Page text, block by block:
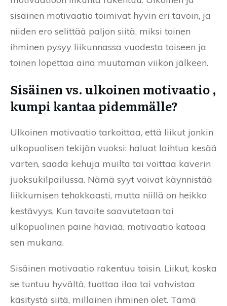
sisäinen motivaatio toimivat hyvin eri tavoin, ja
niiden ero selittää paljon siitä, miksi toinen
ihminen pysyy liikunnassa vuodesta toiseen ja
toinen lopettaa aina muutaman viikon jälkeen.
Sisäinen vs. ulkoinen motivaatio ,
kumpi kantaa pidemmälle?
Ulkoinen motivaatio tarkoittaa, että liikut jonkin
ulkopuolisen tekijän vuoksi: haluat laihtua kesää
varten, saada kehuja muilta tai voittaa kaverin
juoksukilpailussa. Nämä syyt voivat käynnistää
liikkumisen tehokkaasti, mutta niillä on heikko
kestävyys. Kun tavoite saavutetaan tai
ulkopuolinen paine häviää, motivaatio katoaa
sen mukana.
Sisäinen motivaatio rakentuu toisin. Liikut, koska
se tuntuu hyvältä, tuottaa iloa tai vahvistaa
käsitystä siitä, millainen ihminen olet. Tämä